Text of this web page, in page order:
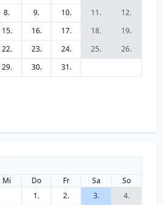
8. 9. 10. 11.
12.
15. 16. 17. 18.
19.
22. 23. 24. 25.
26.
29. 30. 31.
Mi Do Fr Sa
So
1.
2. 3.
4.